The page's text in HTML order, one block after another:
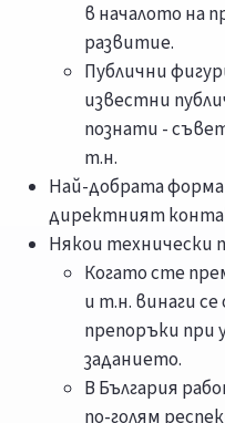
в началото на
развитие.
Публични
известни
познати -
т.н.
Най-добрата
директният
Някои технически
Когато сте
и т.н. винаги
препоръки при
заданието.
В България